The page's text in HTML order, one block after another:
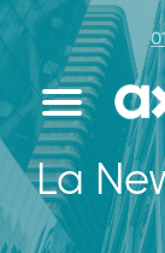
La